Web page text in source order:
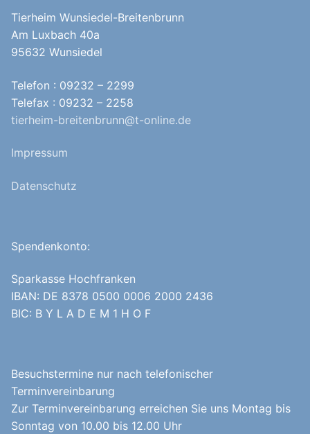
Tierheim Wunsiedel-Breitenbrunn
Am Luxbach 40a
95632 Wunsiedel
Telefon : 09232 – 2299
Telefax : 09232 – 2258
tierheim-breitenbrunn@t-online.de
Impressum
Datenschutz
Spendenkonto:
Sparkasse Hochfranken
IBAN: DE 8378 0500 0006 2000 2436
BIC: B Y L A D E M 1 H O F
Besuchstermine nur nach telefonischer
Terminvereinbarung
Zur Terminvereinbarung erreichen Sie uns Montag bis
Sonntag von 10.00 bis 12.00 Uhr